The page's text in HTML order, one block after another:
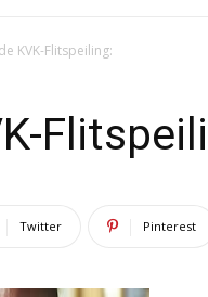
KVK-Flitspeiling:
Twitter Pinterest